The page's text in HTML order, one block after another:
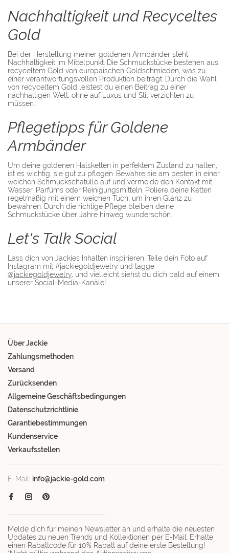
Nachhaltigkeit und Recyceltes
Gold
Bei der Herstellung meiner goldenen Armbänder steht
Nachhaltigkeit im Mittelpunkt. Die Schmuckstücke bestehen aus
recyceltem Gold von europäischen Goldschmieden, was zu
einer verantwortungsvollen Produktion beiträgt. Durch die Wahl
von recyceltem Gold leistest du einen Beitrag zu einer
nachhaltigen Welt, ohne auf Luxus und Stil verzichten zu
müssen.
Pflegetipps für Goldene
Armbänder
Um deine goldenen Halsketten in perfektem Zustand zu halten,
ist es wichtig, sie gut zu pflegen. Bewahre sie am besten in einer
weichen Schmuckschatulle auf und vermeide den Kontakt mit
Wasser, Parfüms oder Reinigungsmitteln. Poliere deine Ketten
regelmäßig mit einem weichen Tuch, um ihren Glanz zu
bewahren. Durch die richtige Pflege bleiben deine
Schmuckstücke über Jahre hinweg wunderschön.
Let's Talk Social
Lass dich von Jackies Inhalten inspirieren. Teile dein Foto auf
Instagram mit #jackiegoldjewelry und tagge
@jackiegoldjewelry, und vielleicht siehst du dich bald auf einem
unserer Social-Media-Kanäle!
Über Jackie
Zahlungsmethoden
Versand
Zurücksenden
Allgemeine Geschäftsbedingungen
Datenschutzrichtlinie
Garantiebestimmungen
Kundenservice
Verkaufsstellen
E-Mail: info@jackie-gold.com
Melde dich für meinen Newsletter an und erhalte die neuesten
Updates zu neuen Trends und Kollektionen per E-Mail. Erhalte
einen Rabattcode für 10% Rabatt auf deine erste Bestellung!